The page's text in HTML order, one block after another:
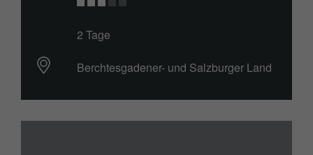
2 Tage
Berchtesgadener- und Salzburger Land